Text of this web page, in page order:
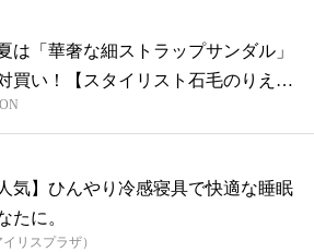
は「華奢な細ストラップサンダル」
買い！【スタイリスト石毛のりえさ
人気】ひんやり冷感寝具で快適な睡眠
たに。
リスプラザ）